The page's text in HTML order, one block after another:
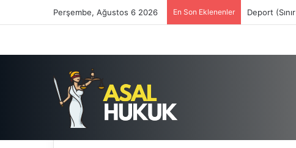
Perşembe, Ağustos 6 2026 En Son Eklenenler Deport